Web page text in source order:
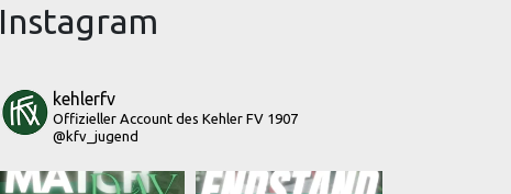
Instagram
kehlerfv
Offizieller Account des Kehler FV 1907
@kfv_jugend